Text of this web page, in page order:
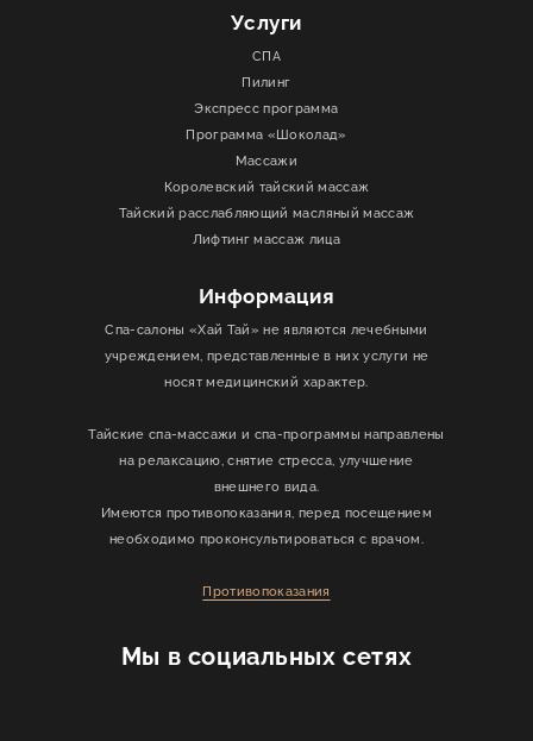
Мы в социальных сетях
Услуги
СПА
Пилинг
Экспресс программа
Программа «Шоколад»
Массажи
Королевский тайский массаж
Тайский расслабляющий масляный массаж
Лифтинг массаж лица
Информация
Спа-салоны «Хай Тай» не являются лечебными
учреждением, представленные в них услуги не
носят медицинский характер.
Тайские спа-массажи и спа-программы направлены
на релаксацию, снятие стресса, улучшение
внешнего вида.
Имеются противопоказания, перед посещением
необходимо проконсультироваться с врачом.
Противопоказания